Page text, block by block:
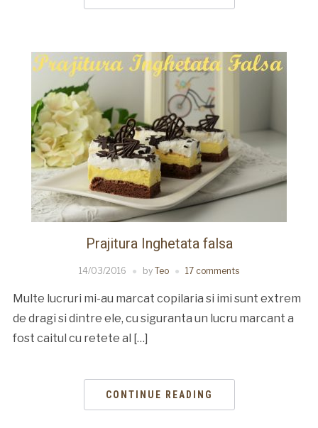
Prajitura Inghetata falsa
14/03/2016 by Teo 17 comments
Multe lucruri mi-au marcat copilaria si imi sunt extrem
de dragi si dintre ele, cu siguranta un lucru marcant a
fost caitul cu retete al […]
CONTINUE READING